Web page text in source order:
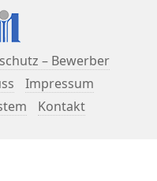
– Bewerber
Impressum
Kontakt